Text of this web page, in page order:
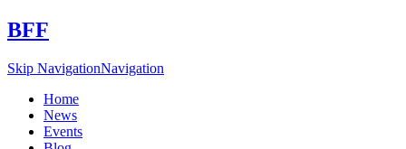
BFF
Skip NavigationNavigation
Home
News
Events